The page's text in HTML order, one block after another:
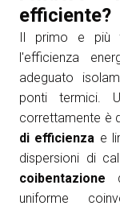
efficiente?
Il primo e più
l'efficienza
adeguato
ponti termici.
correttamente è
di efficienza e
dispersioni di
coibentazione
uniforme